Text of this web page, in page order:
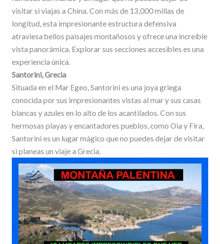
visitar si viajas a China. Con más de 13,000 millas de
longitud, esta impresionante estructura defensiva
atraviesa bellos paisajes montañosos y ofrece una increíble
vista panorámica. Explorar sus secciones accesibles es una
experiencia única.
Santorini, Grecia
Situada en el Mar Egeo, Santorini es una joya griega
conocida por sus impresionantes vistas al mar y sus casas
blancas y azules en lo alto de los acantilados. Con sus
hermosas playas y encantadores pueblos, como Oia y Fira,
Santorini es un lugar mágico que no puedes dejar de visitar
si planeas un viaje a Grecia.